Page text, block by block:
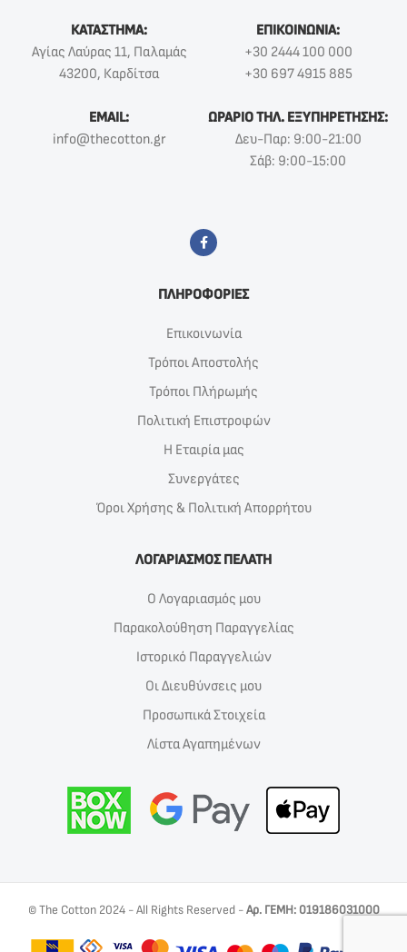
ΚΑΤΑΣΤΗΜΑ:
Αγίας Λαύρας 11, Παλαμάς
43200, Καρδίτσα
ΕΠΙΚΟΙΝΩΝΙΑ:
+30 2444 100 000
+30 697 4915 885
EMAIL:
info@thecotton.gr
ΩΡΑΡΙΟ ΤΗΛ. ΕΞΥΠΗΡΕΤΗΣΗΣ:
Δευ-Παρ: 9:00-21:00
Σάβ: 9:00-15:00
ΠΛΗΡΟΦΟΡΙΕΣ
Επικοινωνία
Τρόποι Αποστολής
Τρόποι Πλήρωμής
Πολιτική Επιστροφών
Η Εταιρία μας
Συνεργάτες
Όροι Χρήσης & Πολιτική Απορρήτου
ΛΟΓΑΡΙΑΣΜΟΣ ΠΕΛΑΤΗ
Ο Λογαριασμός μου
Παρακολούθηση Παραγγελίας
Ιστορικό Παραγγελιών
Οι Διευθύνσεις μου
Προσωπικά Στοιχεία
Λίστα Αγαπημένων
© The Cotton 2024 - All Rights Reserved -Αρ. ΓΕΜΗ: 019186031000